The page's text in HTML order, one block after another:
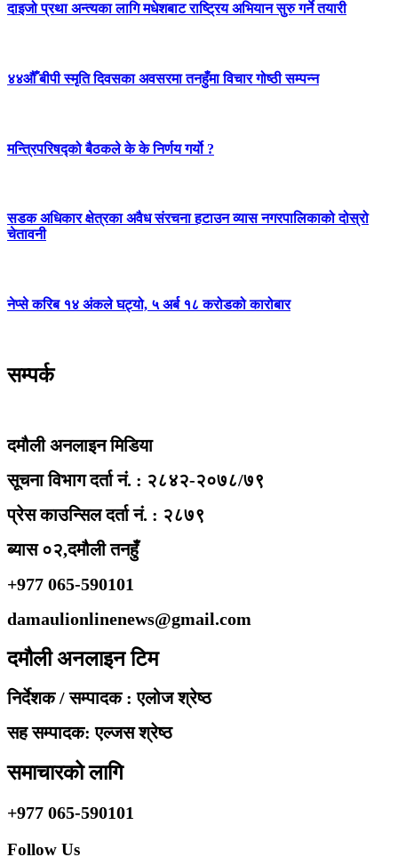
दाइजो प्रथा अन्त्यका लागि मधेशबाट राष्ट्रिय अभियान सुरु गर्ने तयारी
४४औँ बीपी स्मृति दिवसका अवसरमा तनहुँमा विचार गोष्ठी सम्पन्न
मन्त्रिपरिषद्को बैठकले के के निर्णय गर्यो ?
सडक अधिकार क्षेत्रका अवैध संरचना हटाउन व्यास नगरपालिकाको दोस्रो
चेतावनी
नेप्से करिब १४ अंकले घट्यो, ५ अर्ब १८ करोडको कारोबार
सम्पर्क
दमौली अनलाइन मिडिया
सूचना विभाग दर्ता नं. : २८४२-२०७८/७९
प्रेस काउन्सिल दर्ता नं. : २८७९
ब्यास ०२,दमौली तनहुँ
+977 065-590101
damaulionlinenews@gmail.com
दमौली अनलाइन टिम
निर्देशक / सम्पादक : एलोज श्रेष्ठ
सह सम्पादक: एल्जस श्रेष्ठ
समाचारको लागि
+977 065-590101
Follow Us